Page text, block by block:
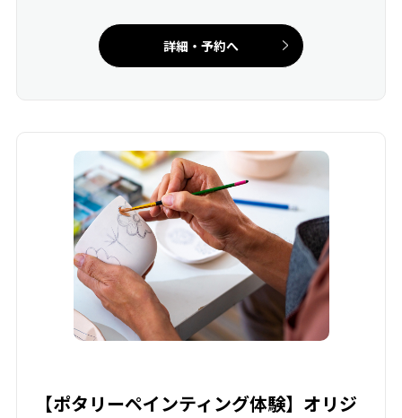
詳細・予約へ
【ポタリーペインティング体験】オリジ